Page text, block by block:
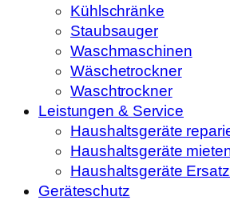
Kühlschränke
Staubsauger
Waschmaschinen
Wäschetrockner
Waschtrockner
Leistungen & Service
Haushaltsgeräte
Haushaltsgeräte
Haushaltsgeräte
Geräteschutz